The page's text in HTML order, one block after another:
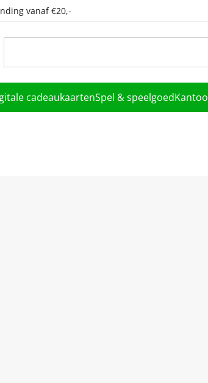
vanaf €20,-
cadeaukaartenSpel & speelgoed